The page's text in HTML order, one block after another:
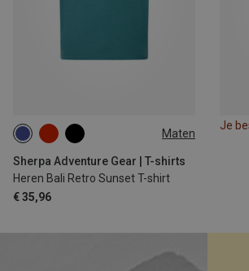
Maten
Sherpa Adventure Gear | T-shirts
Heren Bali Retro Sunset T-shirt
€ 35,96
S M
Je